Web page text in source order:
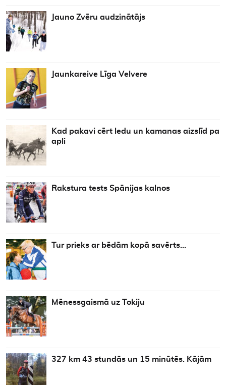
Jauno Zvēru audzinātājs
Jaunkareive Līga Velvere
Kad pakavi cērt ledu un kamanas aizslīd pa
apli
Rakstura tests Spānijas kalnos
Tur prieks ar bēdām kopā savērts…
Mēnessgaismā uz Tokiju
327 km 43 stundās un 15 minūtēs. Kājām